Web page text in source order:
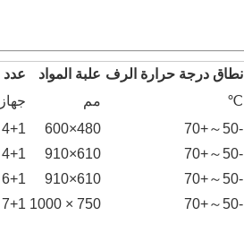
نطاق درجة حرارة الرف علبة المواد
℃ مم
-50～+70
480×600
4+1
-50～+70
610×910
4+1
-50～+70
610×910
6+1
-50～+70
750 × 1000
7+1